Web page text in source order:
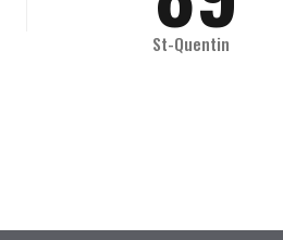
90
St-Quentin